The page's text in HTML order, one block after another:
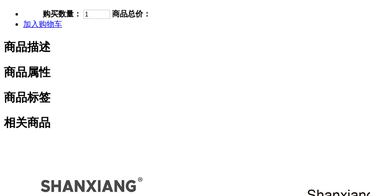
购买数量：
商品总价：
加入购物车
商品描述
商品属性
商品标签
相关商品